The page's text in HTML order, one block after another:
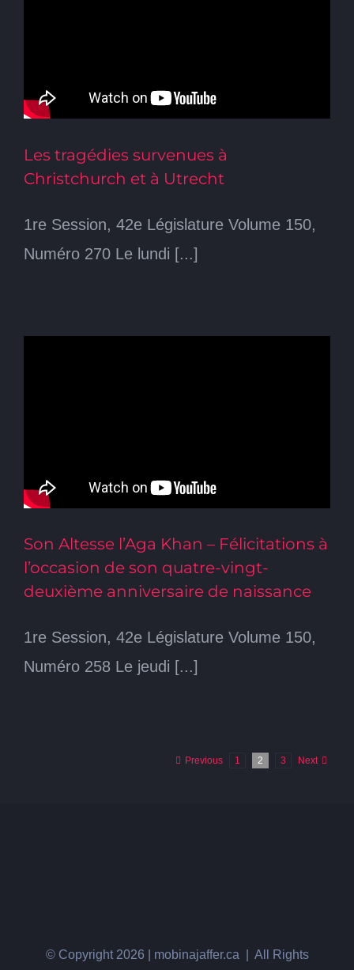
Les tragédies survenues à
Christchurch et à Utrecht
1re Session, 42e Législature Volume 150,
Numéro 270 Le lundi [...]
Son Altesse l’Aga Khan – Félicitations à
l’occasion de son quatre-vingt-
deuxième anniversaire de naissance
1re Session, 42e Législature Volume 150,
Numéro 258 Le jeudi [...]
Previous 1 2 3 Next
© Copyright 2026 | mobinajaffer.ca | All Rights